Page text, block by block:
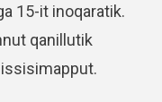
15-it inoqaratik.
qanillutik